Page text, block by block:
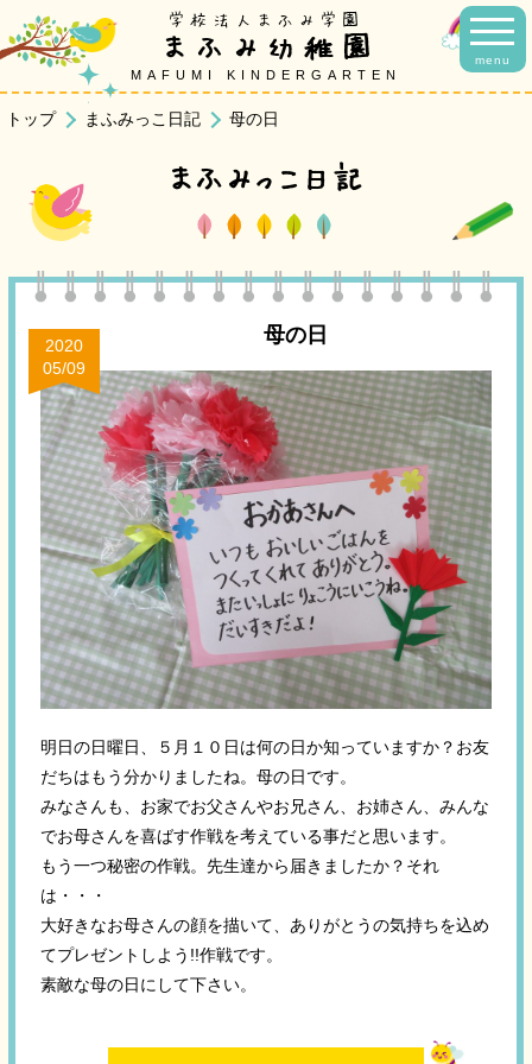
menu
学校法人まふみ学園
まふみ幼稚園
MAFUMI KINDERGARTEN
トップ まふみっこ日記 母の日
まふみっこ日記
母の日
2020
05/09
明日の日曜日、５月１０日は何の日か知っていますか？お友
だちはもう分かりましたね。母の日です。
みなさんも、お家でお父さんやお兄さん、お姉さん、みんな
でお母さんを喜ばす作戦を考えている事だと思います。
もう一つ秘密の作戦。先生達から届きましたか？それ
は・・・
大好きなお母さんの顔を描いて、ありがとうの気持ちを込め
てプレゼントしよう!!作戦です。
素敵な母の日にして下さい。